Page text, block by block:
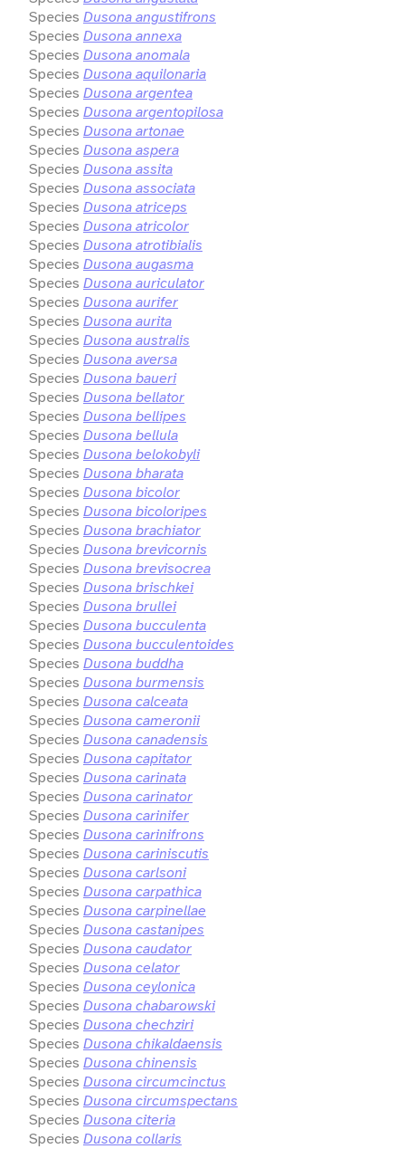
Species Dusona angustifrons
Species Dusona annexa
Species Dusona anomala
Species Dusona aquilonaria
Species Dusona argentea
Species Dusona argentopilosa
Species Dusona artonae
Species Dusona aspera
Species Dusona assita
Species Dusona associata
Species Dusona atriceps
Species Dusona atricolor
Species Dusona atrotibialis
Species Dusona augasma
Species Dusona auriculator
Species Dusona aurifer
Species Dusona aurita
Species Dusona australis
Species Dusona aversa
Species Dusona baueri
Species Dusona bellator
Species Dusona bellipes
Species Dusona bellula
Species Dusona belokobyli
Species Dusona bharata
Species Dusona bicolor
Species Dusona bicoloripes
Species Dusona brachiator
Species Dusona brevicornis
Species Dusona brevisocrea
Species Dusona brischkei
Species Dusona brullei
Species Dusona bucculenta
Species Dusona bucculentoides
Species Dusona buddha
Species Dusona burmensis
Species Dusona calceata
Species Dusona cameronii
Species Dusona canadensis
Species Dusona capitator
Species Dusona carinata
Species Dusona carinator
Species Dusona carinifer
Species Dusona carinifrons
Species Dusona cariniscutis
Species Dusona carlsoni
Species Dusona carpathica
Species Dusona carpinellae
Species Dusona castanipes
Species Dusona caudator
Species Dusona celator
Species Dusona ceylonica
Species Dusona chabarowski
Species Dusona chechziri
Species Dusona chikaldaensis
Species Dusona chinensis
Species Dusona circumcinctus
Species Dusona circumspectans
Species Dusona citeria
Species Dusona collaris